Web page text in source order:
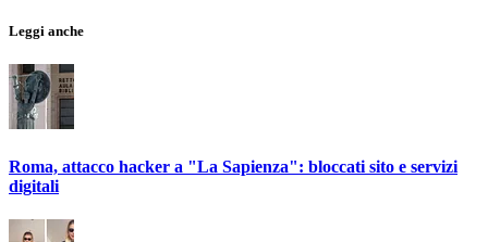
Leggi anche
Roma, attacco hacker a "La Sapienza": bloccati sito e servizi
digitali